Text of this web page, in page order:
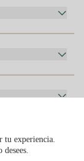
tu experiencia.
desees.